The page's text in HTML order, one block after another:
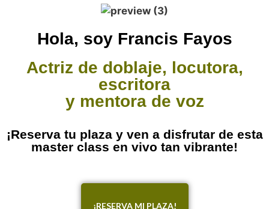
Hola, soy Francis Fayos
Actriz de doblaje, locutora,
escritora
y mentora de voz
¡Reserva tu plaza y ven a disfrutar de esta
master class en vivo tan vibrante!
¡RESERVA MI PLAZA!